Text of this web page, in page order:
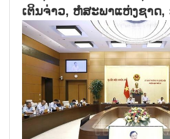
ເຕິນຈ່າວ, ຫໍສະພາແຫ່ງຊາດ,